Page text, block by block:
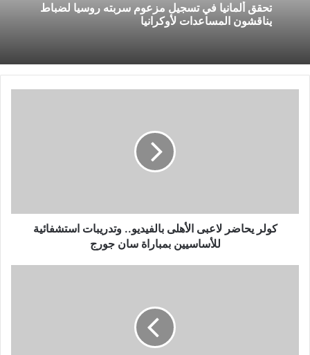
تحقق ألمانيا في تسجيل مزعوم سربته روسيا لضباط
يناقشون المساعدات لأوكرانيا
بمباراة
كولر يحاضر لاعبى الأهلى بالفيديو.. وتدريبات استشفائية
للأساسيين بمباراة سان جورج